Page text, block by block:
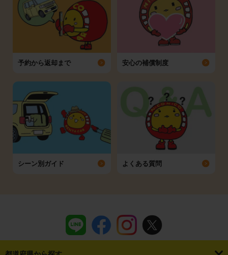
予約から返却まで 安心の補償制度
シーン別ガイド よくある質問